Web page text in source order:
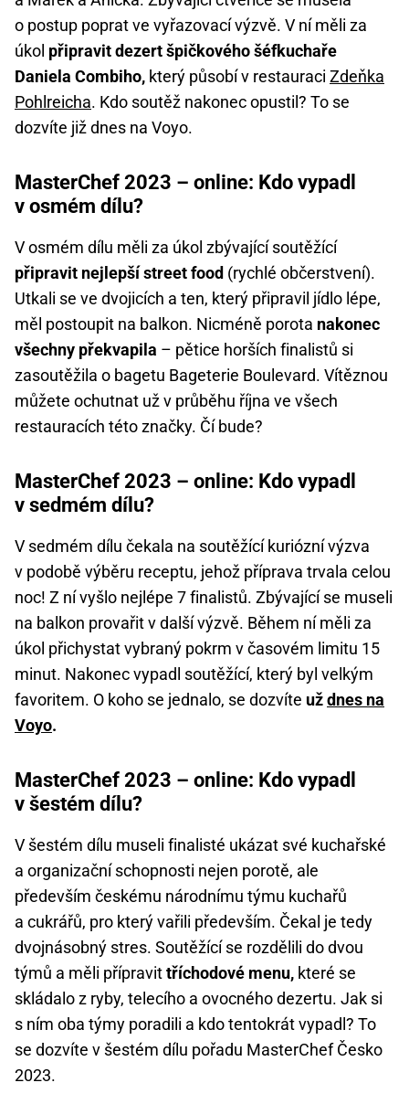
o postup poprat ve vyřazovací výzvě. V ní měli za
úkol připravit dezert špičkového šéfkuchaře
Daniela Combiho, který působí v restauraci Zdeňka
Pohlreicha. Kdo soutěž nakonec opustil? To se
dozvíte již dnes na Voyo.
MasterChef 2023 – online: Kdo vypadl
v osmém dílu?
V osmém dílu měli za úkol zbývající soutěžící
připravit nejlepší street food (rychlé občerstvení).
Utkali se ve dvojicích a ten, který připravil jídlo lépe,
měl postoupit na balkon. Nicméně porota nakonec
všechny překvapila – pětice horších finalistů si
zasoutěžila o bagetu Bageterie Boulevard. Vítěznou
můžete ochutnat už v průběhu října ve všech
restauracích této značky. Čí bude?
MasterChef 2023 – online: Kdo vypadl
v sedmém dílu?
V sedmém dílu čekala na soutěžící kuriózní výzva
v podobě výběru receptu, jehož příprava trvala celou
noc! Z ní vyšlo nejlépe 7 finalistů. Zbývající se museli
na balkon provařit v další výzvě. Během ní měli za
úkol přichystat vybraný pokrm v časovém limitu 15
minut. Nakonec vypadl soutěžící, který byl velkým
favoritem. O koho se jednalo, se dozvíte uždnes na
Voyo.
MasterChef 2023 – online: Kdo vypadl
v šestém dílu?
V šestém dílu museli finalisté ukázat své kuchařské
a organizační schopnosti nejen porotě, ale
především českému národnímu týmu kuchařů
a cukrářů, pro který vařili především. Čekal je tedy
dvojnásobný stres. Soutěžící se rozdělili do dvou
týmů a měli přípravittříchodové menu, které se
skládalo z ryby, telecího a ovocného dezertu. Jak si
s ním oba týmy poradili a kdo tentokrát vypadl? To
se dozvíte v šestém dílu pořadu MasterChef Česko
2023.